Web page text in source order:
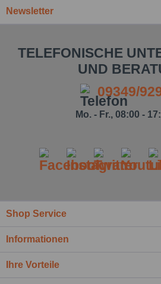
Newsletter
TELEFONISCHE
UND
09349/
Mo. - Fr., 08:00 -
Shop Service
Informationen
Ihre Vorteile